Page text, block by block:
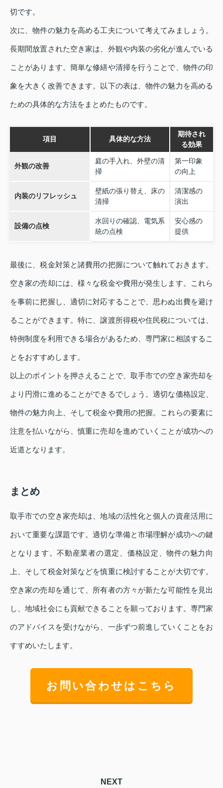
切です。
次に、物件の魅力を高める工夫について考えてみましょう。
長期間放置された空き家は、外観や内装の劣化が進んでいる
ことがあります。簡単な修繕や清掃を行うことで、物件の印
象を大きく改善できます。以下の表は、物件の魅力を高める
ための具体的な方法をまとめたものです。
項目 具体的な方法
期待され
る効果
外観の改善
庭の手入れ、外壁の清
掃
第一印象
の向上
内装のリフレッシュ
壁紙の張り替え、床の
清掃
清潔感の
演出
設備の点検
水回りの確認、電気系
統の点検
安心感の
提供
最後に、税金対策と諸費用の把握について触れておきます。
空き家の売却には、様々な税金や費用が発生します。これら
を事前に把握し、適切に対応することで、思わぬ出費を避け
ることができます。特に、譲渡所得税や住民税については、
特例制度を利用できる場合があるため、専門家に相談するこ
とをおすすめします。
以上のポイントを押さえることで、取手市での空き家売却を
より円滑に進めることができるでしょう。適切な価格設定、
物件の魅力向上、そして税金や費用の把握。これらの要素に
注意を払いながら、慎重に売却を進めていくことが成功への
近道となります。
まとめ
取手市での空き家売却は、地域の活性化と個人の資産活用に
おいて重要な課題です。適切な準備と市場理解が成功への鍵
となります。不動産業者の選定、価格設定、物件の魅力向
上、そして税金対策などを慎重に検討することが大切です。
空き家の売却を通じて、所有者の方々が新たな可能性を見出
し、地域社会にも貢献できることを願っております。専門家
のアドバイスを受けながら、一歩ずつ前進していくことをお
すすめいたします。
お問い合わせはこちら
NEXT